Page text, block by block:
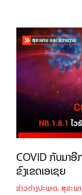
COVID ກັບມາອີ
ຂົງເຂດເອເຊຍ
ຂ່າວຕ່າງປະເທດ, ສຸຂະພ